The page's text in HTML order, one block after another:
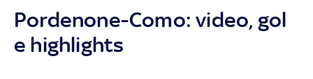
Pordenone-Como: video, gol
e highlights